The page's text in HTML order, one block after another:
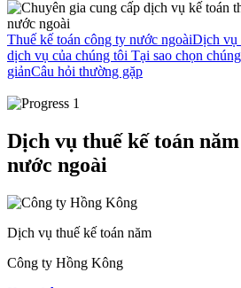
Thuế kế toán công ty nước ngoàiDịch vụ
dịch vụ của chúng tôi Tại sao chọn
giảnCâu hỏi thường gặp
Dịch vụ thuế kế toán
nước ngoài
Dịch vụ thuế kế toán năm
Công ty Hồng Kông